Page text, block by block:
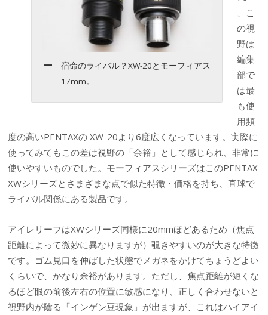
宿命のライバル？XW-20とモーフィアス
17mm。
、こ
の視
野は
編集
部で
は最
も使
用頻
度の高いPENTAXの XW-20より6度広くなっています。実際に
使ってみてもこの差は視野の「余裕」として感じられ、非常に
使いやすいものでした。モーフィアスシリーズはこのPENTAX
XWシリーズとさまざまな点で似た特徴・価格を持ち、直球で
ライバル関係にある製品です。
アイレリーフはXWシリーズ同様に20mmほどあるため（焦点
距離によって微妙に異なりますが）覗きやすいのが大きな特徴
です。ゴム見口を伸ばした状態でメガネをかけてちょうどよい
くらいで、かなり余裕があります。ただし、焦点距離が短くな
るほど眼の前後左右の位置に敏感になり、正しく合わせないと
視野内が陰る「インゲン豆現象」が出ますが、これはハイアイ